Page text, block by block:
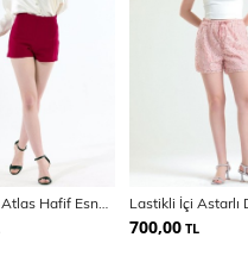
700,00 TL